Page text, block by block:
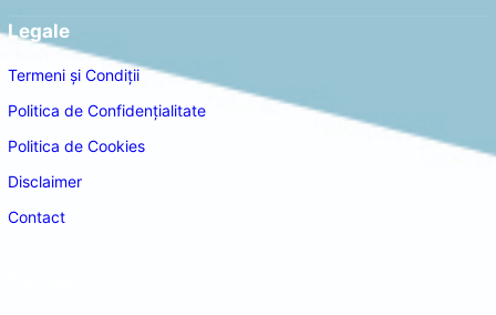
Legale
Termeni și Condiții
Politica de Confidențialitate
Politica de Cookies
Disclaimer
Contact